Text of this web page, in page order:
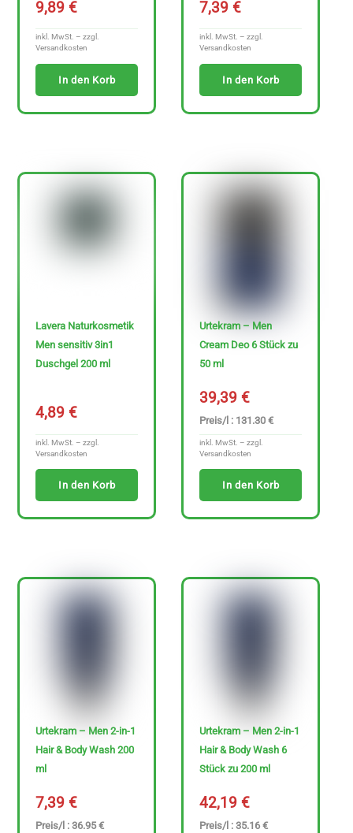
s
l
e
9,89€
inkl. MwSt. – zzgl.
Versandkosten
In den Korb
7,39€
inkl. MwSt. – zzgl.
Versandkosten
In den Korb
Lavera Naturkosmetik
Men sensitiv 3in1
Duschgel 200 ml
4,89€
inkl. MwSt. – zzgl.
Versandkosten
In den Korb
Urtekram – Men
Cream Deo 6 Stück zu
50 ml
39,39€
Preis/l : 131.30 €
inkl. MwSt. – zzgl.
Versandkosten
In den Korb
Urtekram – Men 2-in-1
Hair & Body Wash 200
ml
7,39€
Preis/l : 36.95 €
Urtekram – Men 2-in-1
Hair & Body Wash 6
Stück zu 200 ml
42,19€
Preis/l : 35.16 €